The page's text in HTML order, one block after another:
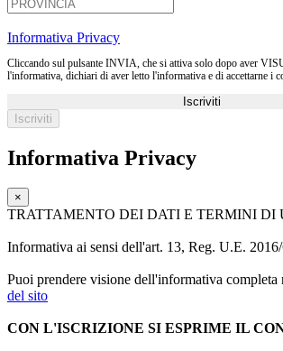
Informativa Privacy
Cliccando sul pulsante INVIA, che si attiva solo dopo aver
l'informativa, dichiari di aver letto l'informativa e di accettarne i
Iscriviti
Informativa Privacy
×
TRATTAMENTO DEI DATI E TERMINI DI
Informativa ai sensi dell'art. 13, Reg. U.E.
Puoi prendere visione dell'informativa completa
del sito
CON L'ISCRIZIONE SI ESPRIME IL